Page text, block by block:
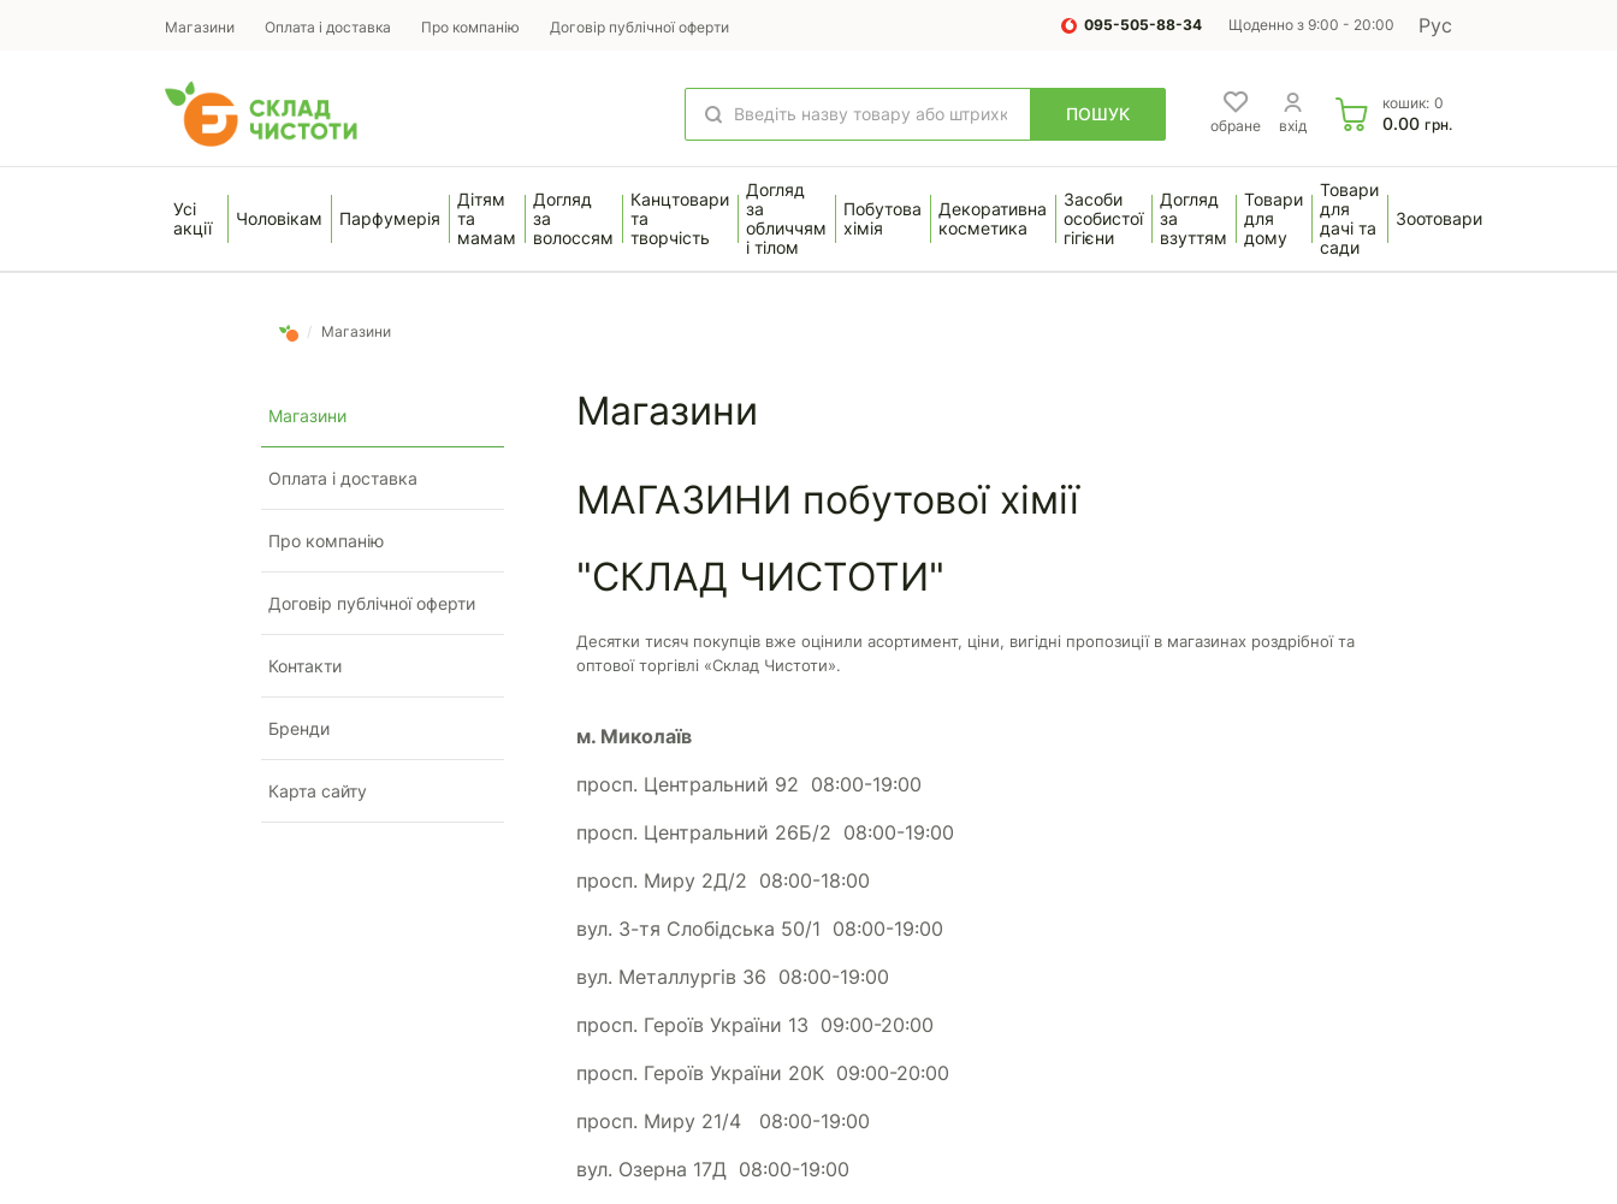
Магазини Оплата і доставка Про компанію Договір публічної оферти 095-505-88-34 Щоденно з 9:00 - 20:00 Рус
ПОШУК
обране вхід
кошик: 0
0.00 грн.
Усі
акції
Чоловікам Парфумерія
Дітям
та
мамам
Догляд
за
волоссям
Канцтовари
та
творчість
Догляд
за
обличчям
і тілом
Побутова
хімія
Декоративна
косметика
Засоби
особистої
гігієни
Догляд
за
взуттям
Товари
для
дому
Товари
для
дачі та
сади
Зоотовари
/ Магазини
Магазини
МАГАЗИНИ побутової хімії
"СКЛАД ЧИСТОТИ"
Десятки тисяч покупців вже оцінили асортимент, ціни, вигідні пропозиції в магазинах роздрібної та
оптової торгівлі «Склад Чистоти».
м. Миколаїв
просп. Центральний 92 08:00-19:00
просп. Центральний 26Б/2 08:00-19:00
просп. Миру 2Д/2 08:00-18:00
вул. 3-тя Слобідська 50/1 08:00-19:00
вул. Металлургів 36 08:00-19:00
просп. Героїв України 13 09:00-20:00
просп. Героїв України 20К 09:00-20:00
просп. Миру 21/4 08:00-19:00
вул. Озерна 17Д 08:00-19:00
Магазини
Оплата і доставка
Про компанію
Договір публічної оферти
Контакти
Бренди
Карта сайту